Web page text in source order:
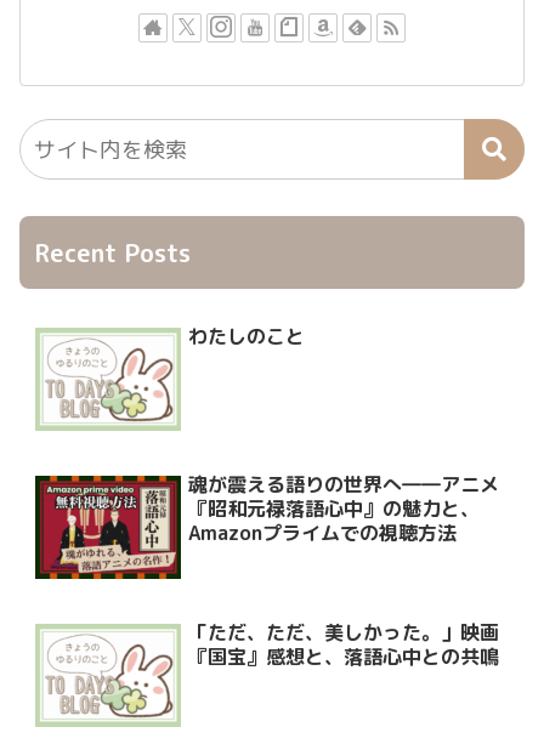
Recent Posts
わたしのこと
魂が震える語りの世界へ――アニメ
『昭和元禄落語心中』の魅力と、
Amazonプライムでの視聴方法
「ただ、ただ、美しかった。」映画
『国宝』感想と、落語心中との共鳴